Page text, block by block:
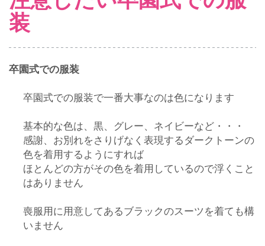
装
卒園式での服装
卒園式での服装で一番大事なのは色になります
基本的な色は、黒、グレー、ネイビーなど・・・
感謝、お別れをさりげなく表現するダークトーンの
色を着用するようにすれば
ほとんどの方がその色を着用しているので浮くこと
はありません
喪服用に用意してあるブラックのスーツを着ても構
いません